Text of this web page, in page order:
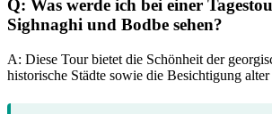
Q: Was werde ich bei einer
Sighnaghi und Bodbe sehen?
A: Diese Tour bietet die Schönheit der
historische Städte sowie die Besichtigung